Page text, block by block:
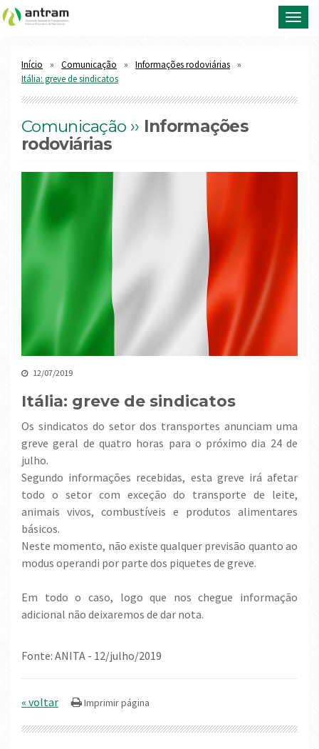
Início Comunicação
Informações rodoviárias
Itália: greve de sindicatos
Comunicação ›› Informações
rodoviárias
12/07/2019
Itália: greve de sindicatos
Os sindicatos do setor dos transportes anunciam uma
greve geral de quatro horas para o próximo dia 24 de
julho.
Segundo informações recebidas, esta greve irá afetar
todo o setor com exceção do transporte de leite,
animais vivos, combustíveis e produtos alimentares
básicos.
Neste momento, não existe qualquer previsão quanto ao
modus operandi por parte dos piquetes de greve.
Em todo o caso, logo que nos chegue informação
adicional não deixaremos de dar nota.
Fonte: ANITA - 12/julho/2019
« voltar